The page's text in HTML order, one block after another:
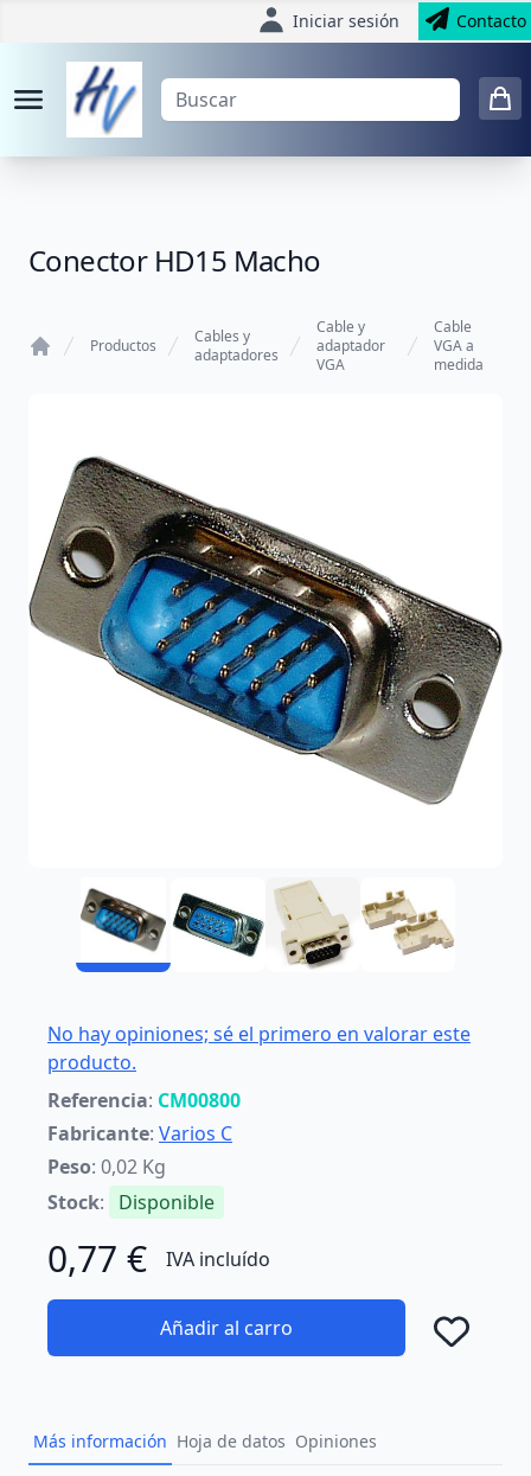
Iniciar sesión Contacto
Conector HD15 Macho
Productos
Cables y
adaptadores
Cable y
adaptador
VGA
Cable
VGA a
medida
No hay opiniones; sé el primero en valorar este
producto.
Referencia: CM00800
Fabricante: Varios C
Peso: 0,02 Kg
Stock: Disponible
0,77 € IVA incluído
Añadir al carro
Más información Hoja de datos Opiniones